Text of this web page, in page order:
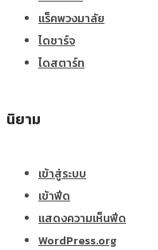
แร็คพวงมาลัย
ไดชาร์จ
ไดสตาร์ท
นิยาม
เข้าสู่ระบบ
เข้าฟีด
แสดงความเห็นฟีด
WordPress.org